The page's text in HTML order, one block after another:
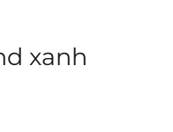
xanh